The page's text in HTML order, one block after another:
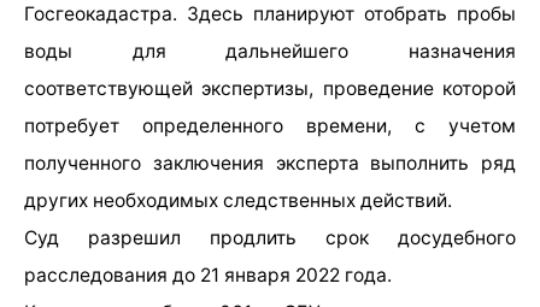
Госгеокадастра. Здесь планируют отобрать пробы
воды для дальнейшего назначения
соответствующей экспертизы, проведение которой
потребует определенного времени, с учетом
полученного заключения эксперта выполнить ряд
других необходимых следственных действий.
Суд разрешил продлить срок досудебного
расследования до 21 января 2022 года.